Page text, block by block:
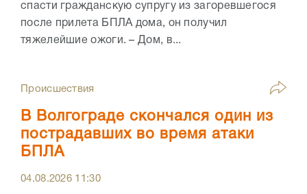
спасти гражданскую супругу из загоревшегося
после прилета БПЛА дома, он получил
тяжелейшие ожоги. – Дом, в...
Происшествия
В Волгограде скончался один из
пострадавших во время атаки
БПЛА
04.08.2026 11:30